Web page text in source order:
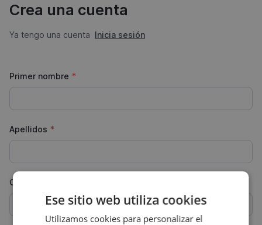
Crea una cuenta
Ya tengo una cuenta Inicia sesión
Primer nombre *
Apellidos *
Correo electrónico
Ese sitio web utiliza cookies
Utilizamos cookies para personalizar el